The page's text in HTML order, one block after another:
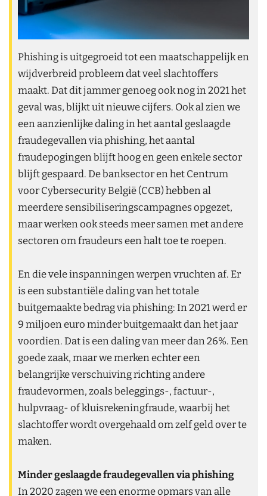
Phishing is uitgegroeid tot een maatschappelijk en
wijdverbreid probleem dat veel slachtoffers
maakt. Dat dit jammer genoeg ook nog in 2021 het
geval was, blijkt uit nieuwe cijfers. Ook al zien we
een aanzienlijke daling in het aantal geslaagde
fraudegevallen via phishing, het aantal
fraudepogingen blijft hoog en geen enkele sector
blijft gespaard. De banksector en het Centrum
voor Cybersecurity België (CCB) hebben al
meerdere sensibiliseringscampagnes opgezet,
maar werken ook steeds meer samen met andere
sectoren om fraudeurs een halt toe te roepen.
En die vele inspanningen werpen vruchten af. Er
is een substantiële daling van het totale
buitgemaakte bedrag via phishing: In 2021 werd er
9 miljoen euro minder buitgemaakt dan het jaar
voordien. Dat is een daling van meer dan 26%. Een
goede zaak, maar we merken echter een
belangrijke verschuiving richting andere
fraudevormen, zoals beleggings-, factuur-,
hulpvraag- of kluisrekeningfraude, waarbij het
slachtoffer wordt overgehaald om zelf geld over te
maken.
Minder geslaagde fraudegevallen via phishing
In 2020 zagen we een enorme opmars van alle